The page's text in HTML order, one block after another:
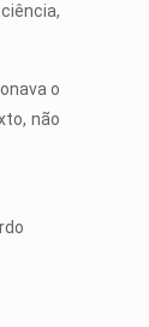
o
não